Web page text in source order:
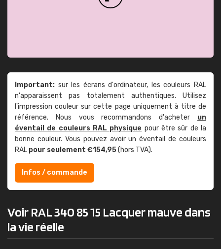
Important: sur les écrans d'ordinateur, les couleurs RAL
n'apparaissent pas totalement authentiques. Utilisez
l'impression couleur sur cette page uniquement à titre de
référence. Nous vous recommandons d'acheter un
éventail de couleurs RAL physique pour être sûr de la
bonne couleur. Vous pouvez avoir un éventail de couleurs
RAL pour seulement €154,95(hors TVA).
Infos / commande
Voir RAL 340 85 15 Lacquer mauve dans
la vie réelle